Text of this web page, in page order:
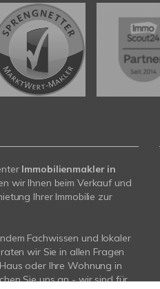
Immobilienmakler in
wir Ihnen beim Verkauf und
Ihrer Immobilie zur
Fachwissen und lokaler
wir Sie in allen Fragen
oder Ihre Wohnung in
Sie uns an - wir sind für